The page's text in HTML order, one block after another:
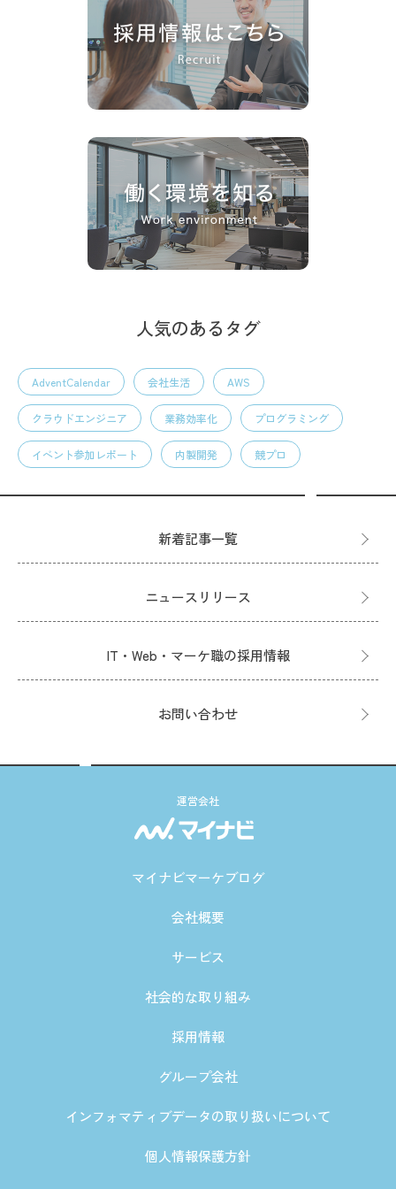
人気のあるタグ
AdventCalendar 会社生活 AWS
クラウドエンジニア 業務効率化 プログラミング
イベント参加レポート 内製開発 競プロ
新着記事一覧
ニュースリリース
IT・Web・マーケ職の採用情報
お問い合わせ
運営会社
マイナビマーケブログ
会社概要
サービス
社会的な取り組み
採用情報
グループ会社
インフォマティブデータの取り扱いについて
個人情報保護方針